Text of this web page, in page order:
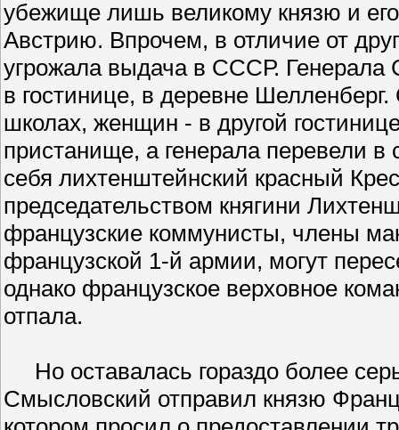
убежище лишь великому князю и
Австрию. Впрочем, в отличие от
угрожала выдача в СССР.
в гостинице, в деревне
школах, женщин - в другой
пристанище, а генерала перевели в
себя лихтенштейнский красный
председательством княгини
французские коммунисты, члены
французской 1-й армии, могут
однако французское верховное
отпала.
Но оставалась гораздо более
Смысловский отправил князю